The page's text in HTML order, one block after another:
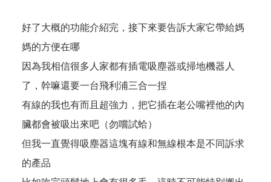
好了大概的功能介紹完，接下來要告訴大家它帶給媽
媽的方便在哪
因為我相信很多人家都有插電吸塵器或掃地機器人
了，幹嘛還要一台飛利浦三合一捏
有線的我也有而且超強力，把它插在老公嘴裡他的內
臟都會被吸出來吧（勿嚐試蛤）
但我一直覺得吸塵器這塊有線和無線根本是不同訴求
的產品